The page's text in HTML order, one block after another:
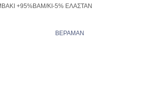
+95%BAM/KI-5% ΕΛΑΣΤΑΝ
ΒΕΡΑΜΑΝ